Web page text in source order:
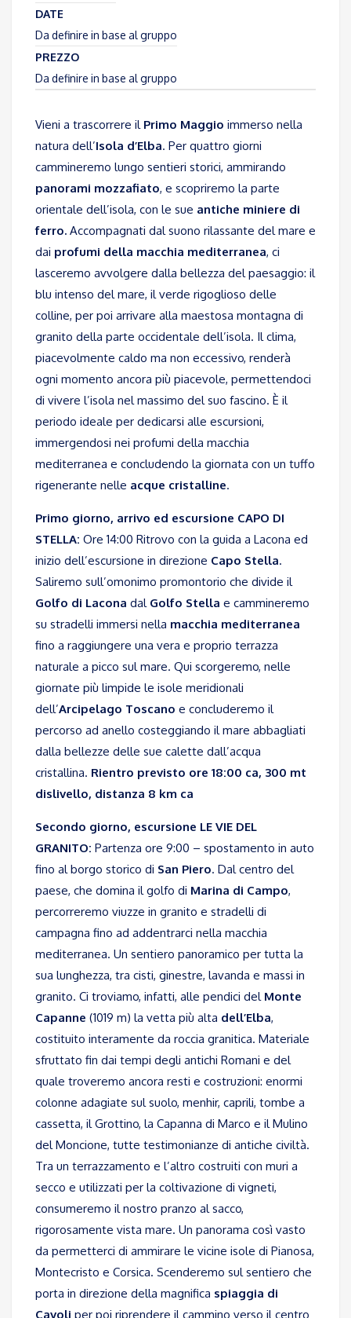
DATE
Da definire in base al gruppo
PREZZO
Da definire in base al gruppo
Vieni a trascorrere il Primo Maggio immerso nella
natura dell’Isola d’Elba. Per quattro giorni
cammineremo lungo sentieri storici, ammirando
panorami mozzafiato, e scopriremo la parte
orientale dell’isola, con le sue antiche miniere di
ferro. Accompagnati dal suono rilassante del mare e
dai profumi della macchia mediterranea, ci
lasceremo avvolgere dalla bellezza del paesaggio: il
blu intenso del mare, il verde rigoglioso delle
colline, per poi arrivare alla maestosa montagna di
granito della parte occidentale dell’isola. Il clima,
piacevolmente caldo ma non eccessivo, renderà
ogni momento ancora più piacevole, permettendoci
di vivere l’isola nel massimo del suo fascino. È il
periodo ideale per dedicarsi alle escursioni,
immergendosi nei profumi della macchia
mediterranea e concludendo la giornata con un tuffo
rigenerante nelle acque cristalline.
Primo giorno, arrivo ed escursione CAPO DI
STELLA: Ore 14:00 Ritrovo con la guida a Lacona ed
inizio dell’escursione in direzione Capo Stella.
Saliremo sull’omonimo promontorio che divide il
Golfo di Lacona dal Golfo Stella e cammineremo
su stradelli immersi nella macchia mediterranea
fino a raggiungere una vera e proprio terrazza
naturale a picco sul mare. Qui scorgeremo, nelle
giornate più limpide le isole meridionali
dell’Arcipelago Toscano e concluderemo il
percorso ad anello costeggiando il mare abbagliati
dalla bellezze delle sue calette dall’acqua
cristallina. Rientro previsto ore 18:00 ca, 300 mt
dislivello, distanza 8 km ca
Secondo giorno, escursione LE VIE DEL
GRANITO: Partenza ore 9:00 – spostamento in auto
fino al borgo storico di San Piero. Dal centro del
paese, che domina il golfo di Marina di Campo,
percorreremo viuzze in granito e stradelli di
campagna fino ad addentrarci nella macchia
mediterranea. Un sentiero panoramico per tutta la
sua lunghezza, tra cisti, ginestre, lavanda e massi in
granito. Ci troviamo, infatti, alle pendici del Monte
Capanne (1019 m) la vetta più alta dell’Elba,
costituito interamente da roccia granitica. Materiale
sfruttato fin dai tempi degli antichi Romani e del
quale troveremo ancora resti e costruzioni: enormi
colonne adagiate sul suolo, menhir, caprili, tombe a
cassetta, il Grottino, la Capanna di Marco e il Mulino
del Moncione, tutte testimonianze di antiche civiltà.
Tra un terrazzamento e l’altro costruiti con muri a
secco e utilizzati per la coltivazione di vigneti,
consumeremo il nostro pranzo al sacco,
rigorosamente vista mare. Un panorama così vasto
da permetterci di ammirare le vicine isole di Pianosa,
Montecristo e Corsica. Scenderemo sul sentiero che
porta in direzione della magnifica spiaggia di
Cavoli per poi riprendere il cammino verso il centro